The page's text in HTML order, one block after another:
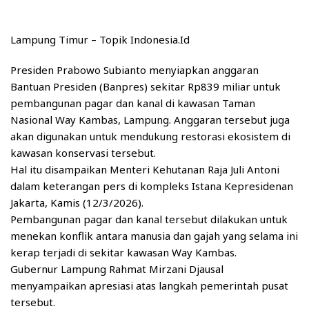
Lampung Timur – Topik Indonesia.Id
Presiden Prabowo Subianto menyiapkan anggaran
Bantuan Presiden (Banpres) sekitar Rp839 miliar untuk
pembangunan pagar dan kanal di kawasan Taman
Nasional Way Kambas, Lampung. Anggaran tersebut juga
akan digunakan untuk mendukung restorasi ekosistem di
kawasan konservasi tersebut.
Hal itu disampaikan Menteri Kehutanan Raja Juli Antoni
dalam keterangan pers di kompleks Istana Kepresidenan
Jakarta, Kamis (12/3/2026).
Pembangunan pagar dan kanal tersebut dilakukan untuk
menekan konflik antara manusia dan gajah yang selama ini
kerap terjadi di sekitar kawasan Way Kambas.
Gubernur Lampung Rahmat Mirzani Djausal
menyampaikan apresiasi atas langkah pemerintah pusat
tersebut.